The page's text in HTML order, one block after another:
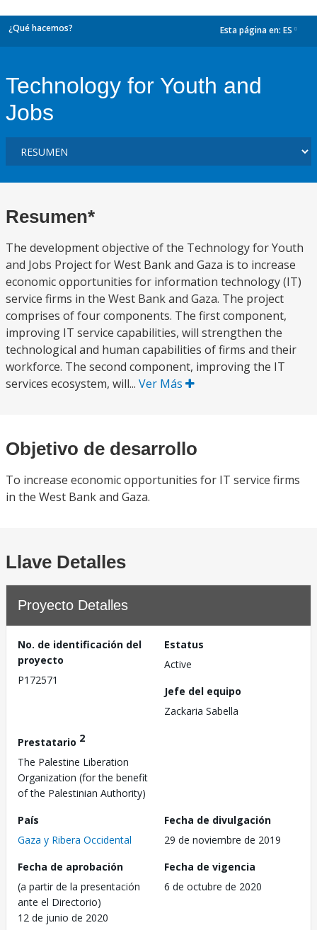
¿Qué hacemos? Esta página en: ES
Technology for Youth and
Jobs
Resumen*
The development objective of the Technology for Youth
and Jobs Project for West Bank and Gaza is to increase
economic opportunities for information technology (IT)
service firms in the West Bank and Gaza. The project
comprises of four components. The first component,
improving IT service capabilities, will strengthen the
technological and human capabilities of firms and their
workforce. The second component, improving the IT
services ecosystem, will... Ver Más
Objetivo de desarrollo
To increase economic opportunities for IT service firms
in the West Bank and Gaza.
Llave Detalles
Proyecto Detalles
No. de identificación del
proyecto
P172571
Estatus
Active
Jefe del equipo
Zackaria Sabella
Prestatario 2
The Palestine Liberation
Organization (for the benefit
of the Palestinian Authority)
País
Gaza y Ribera Occidental
Fecha de divulgación
29 de noviembre de 2019
Fecha de aprobación
(a partir de la presentación
ante el Directorio)
12 de junio de 2020
Fecha de vigencia
6 de octubre de 2020